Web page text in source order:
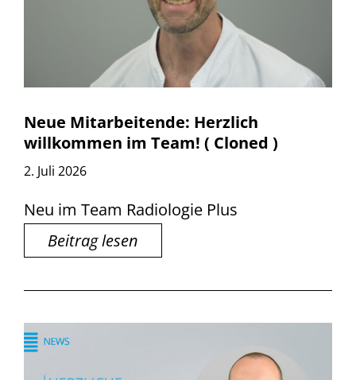
Neue Mitarbeitende: Herzlich
willkommen im Team! ( Cloned )
2. Juli 2026
Neu im Team Radiologie Plus
Beitrag lesen